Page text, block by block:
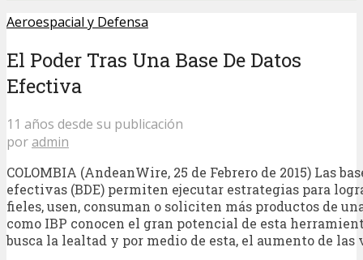
Aeroespacial y Defensa
El Poder Tras Una Base De Datos
Efectiva
11 años desde su publicación
poradmin
COLOMBIA (AndeanWire, 25 de Febrero de 2015) Las
efectivas (BDE) permiten ejecutar estrategias para
fieles, usen, consuman o soliciten más productos de
como IBP conocen el gran potencial de esta
busca la lealtad y por medio de esta, el aumento de las